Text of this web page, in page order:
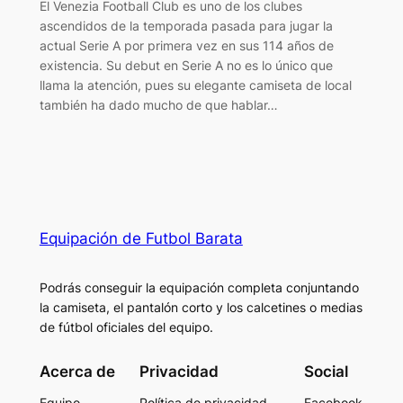
El Venezia Football Club es uno de los clubes
ascendidos de la temporada pasada para jugar la
actual Serie A por primera vez en sus 114 años de
existencia. Su debut en Serie A no es lo único que
llama la atención, pues su elegante camiseta de local
también ha dado mucho de que hablar…
Equipación de Futbol Barata
Podrás conseguir la equipación completa conjuntando
la camiseta, el pantalón corto y los calcetines o medias
de fútbol oficiales del equipo.
Acerca de Privacidad Social